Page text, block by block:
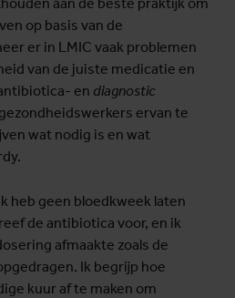
op basis van de
er in LMIC vaak problemen
van de juiste medicatie en
en diagnostic
ervan te
wat nodig is en wat
heb geen bloedkweek laten
de antibiotica voor, en ik
afmaakte zoals de
Ik begrijp hoe
kuur af te maken om